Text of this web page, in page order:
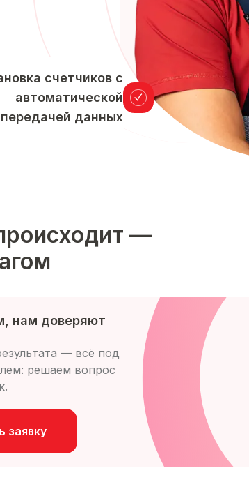
счетчиков с
автоматической
передачей данных
—
нам доверяют
— всё под
решаем вопрос
заявку